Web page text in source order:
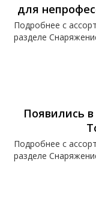
для
Подробнее с
разделе
Появились
Подробнее с
разделе